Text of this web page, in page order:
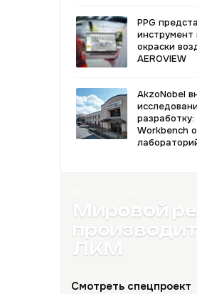
PPG
инструмент
окраски
AEROVIEW
AkzoNobel
разработку:
Workbench
Мировой
ЛКМ
Смотреть спецпроект